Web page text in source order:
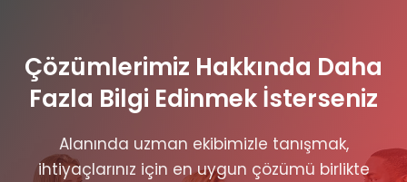
Çözümlerimiz Hakkında Daha
Fazla Bilgi Edinmek İsterseniz
Alanında uzman ekibimizle tanışmak,
ihtiyaçlarınız için en uygun çözümü birlikte